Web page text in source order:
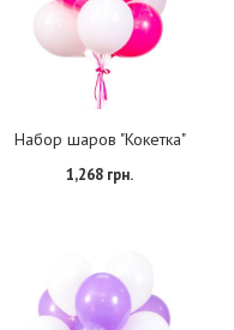
Набор шаров "Кокетка"
1,268 грн.